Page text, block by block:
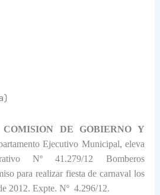
DE GOBIERNO Y
Ejecutivo Municipal, eleva
Nº 41.279/12 Bomberos
para realizar fiesta de carnaval los
2012. Expte. Nº 4.296/12.